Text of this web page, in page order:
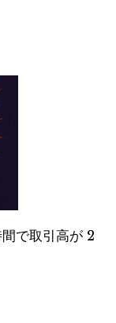
で取引高が 2